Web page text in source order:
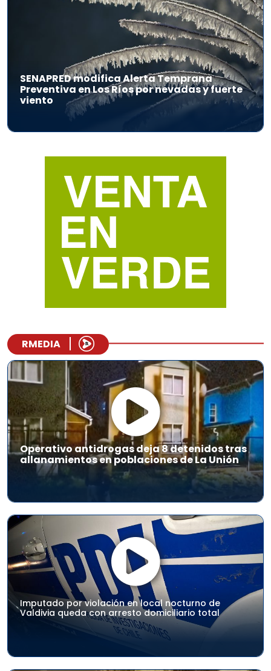
SENAPRED modifica Alerta Temprana
Preventiva en Los Ríos por nevadas y fuerte
viento
RMEDIA
Operativo antidrogas deja 8 detenidos tras
allanamientos en poblaciones de La Unión
Imputado por violación en local nocturno de
Valdivia queda con arresto domiciliario total